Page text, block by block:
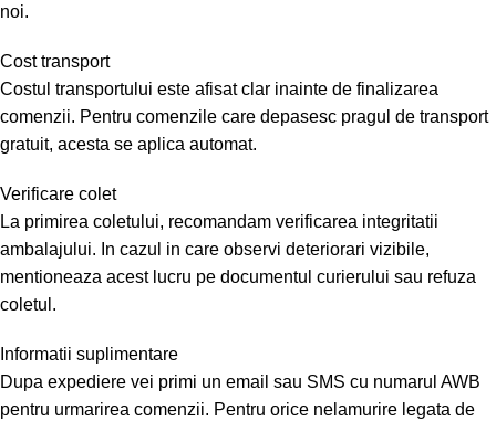
noi.
Cost transport
Costul transportului este afisat clar inainte de finalizarea
comenzii. Pentru comenzile care depasesc pragul de transport
gratuit, acesta se aplica automat.
Verificare colet
La primirea coletului, recomandam verificarea integritatii
ambalajului. In cazul in care observi deteriorari vizibile,
mentioneaza acest lucru pe documentul curierului sau refuza
coletul.
Informatii suplimentare
Dupa expediere vei primi un email sau SMS cu numarul AWB
pentru urmarirea comenzii. Pentru orice nelamurire legata de